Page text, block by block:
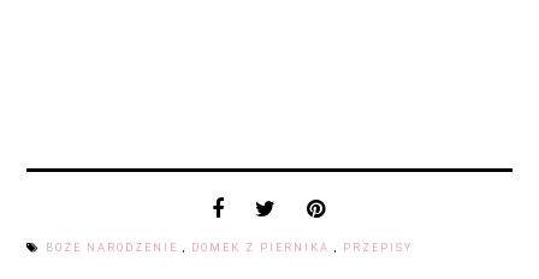
BOŻE NARODZENIE DOMEK Z PIERNIKA PRZEPISY